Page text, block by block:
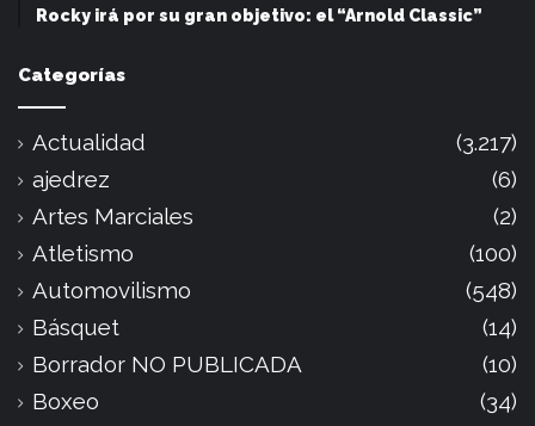
Rocky irá por su gran objetivo: el “Arnold Classic”
Categorías
Actualidad
(3.217)
ajedrez
(6)
Artes Marciales
(2)
Atletismo
(100)
Automovilismo
(548)
Básquet
(14)
Borrador NO PUBLICADA
(10)
Boxeo
(34)